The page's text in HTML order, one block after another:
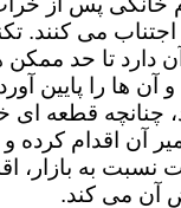
اجتناب می کنند.
دارد تا حد ممکن
آن ها را پایین
چنانچه قطعه ای
آن اقدام کرده
نسبت به بازار،
آن می کند.